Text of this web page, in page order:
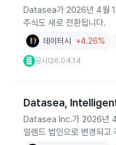
Datasea가 2026년 4월
주식도 새로 전환됩니다.
데이터시 +4.26%
공시 26.04.14
Datasea, Intelligent
Datasea Inc.가 2026년
일랜드 법인으로 변경되고